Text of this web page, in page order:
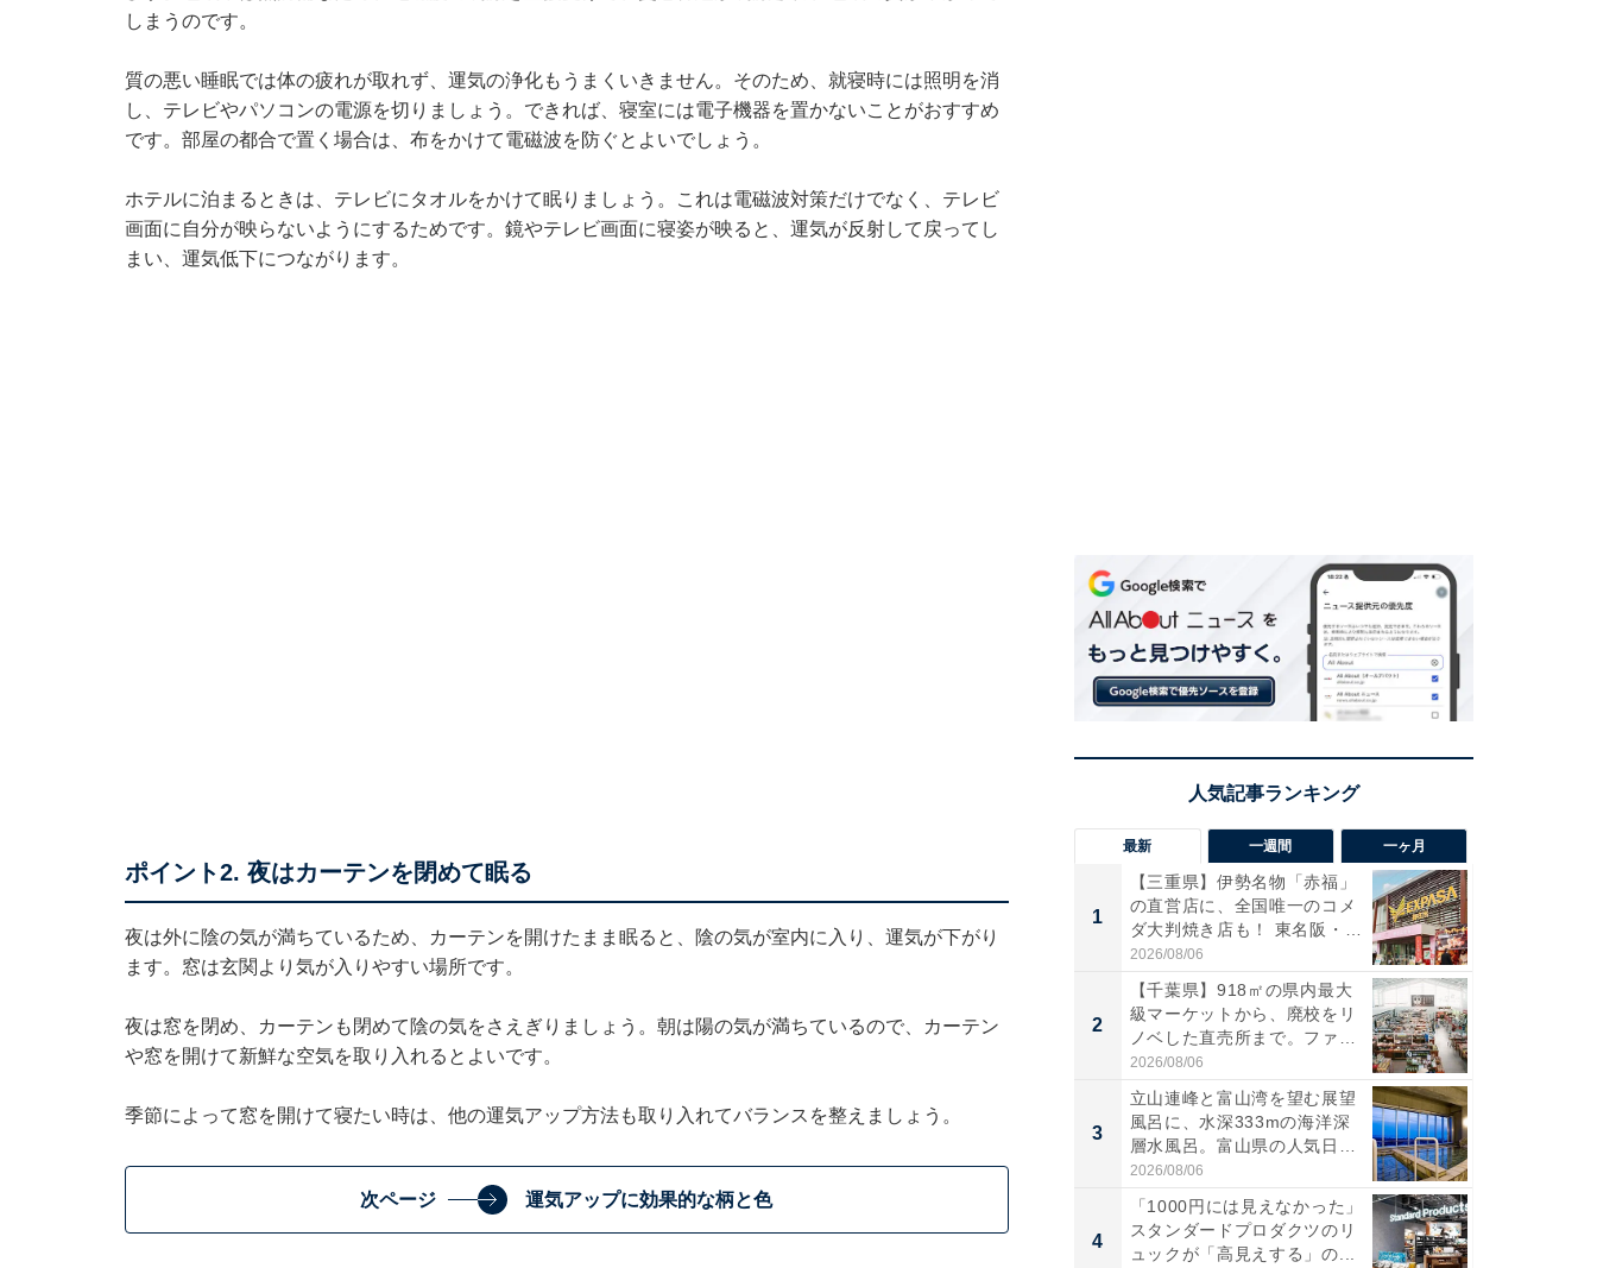
しまうのです。
質の悪い睡眠では体の疲れが取れず、運気の浄化もうまくいきません。そのため、就寝時には照明を消
し、テレビやパソコンの電源を切りましょう。できれば、寝室には電子機器を置かないことがおすすめ
です。部屋の都合で置く場合は、布をかけて電磁波を防ぐとよいでしょう。
ホテルに泊まるときは、テレビにタオルをかけて眠りましょう。これは電磁波対策だけでなく、テレビ
画面に自分が映らないようにするためです。鏡やテレビ画面に寝姿が映ると、運気が反射して戻ってし
まい、運気低下につながります。
ポイント2. 夜はカーテンを閉めて眠る
夜は外に陰の気が満ちているため、カーテンを開けたまま眠ると、陰の気が室内に入り、運気が下がり
ます。窓は玄関より気が入りやすい場所です。
夜は窓を閉め、カーテンも閉めて陰の気をさえぎりましょう。朝は陽の気が満ちているので、カーテン
や窓を開けて新鮮な空気を取り入れるとよいです。
季節によって窓を開けて寝たい時は、他の運気アップ方法も取り入れてバランスを整えましょう。
次ページ 運気アップに効果的な柄と色
最新 一週間 一ヶ月
1
【三重県】伊勢名物「赤福」
の直営店に、全国唯一のコメ
ダ大判焼き店も！ 東名阪・
伊...
2026/08/06
2
【千葉県】918㎡の県内最大
級マーケットから、廃校をリ
ノベした直売所まで。ファ
ー...
2026/08/06
3
立山連峰と富山湾を望む展望
風呂に、水深333mの海洋深
層水風呂。富山県の人気日
帰...
2026/08/06
4
「1000円には見えなかった」
スタンダードプロダクツのリ
ュックが「高見えする」の...